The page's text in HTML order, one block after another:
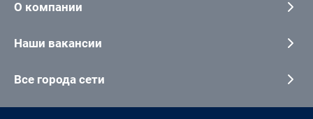
О компании
Наши вакансии
Все города сети